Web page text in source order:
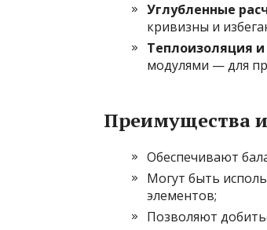
Углубленные
кривизны и
Теплоизоляция
модулями — для
Преимущества
Обеспечивают
Могут быть
элементов;
Позволяют